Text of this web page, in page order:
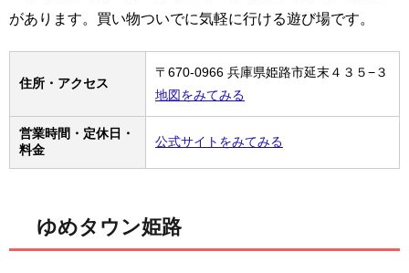
があります。買い物ついでに気軽に行ける遊び場です。
住所・アクセス
〒670-0966 兵庫県姫路市延末４３５−３
地図をみてみる
営業時間・定休日・
料金
公式サイトをみてみる
ゆめタウン姫路